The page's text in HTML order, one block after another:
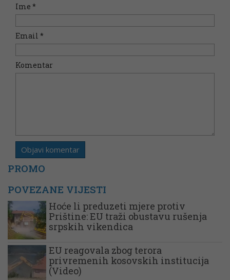
Ime *
Email *
Komentar
PROMO
POVEZANE VIJESTI
Hoće li preduzeti mjere protiv
Prištine: EU traži obustavu rušenja
srpskih vikendica
EU reagovala zbog terora
privremenih kosovskih institucija
(Video)